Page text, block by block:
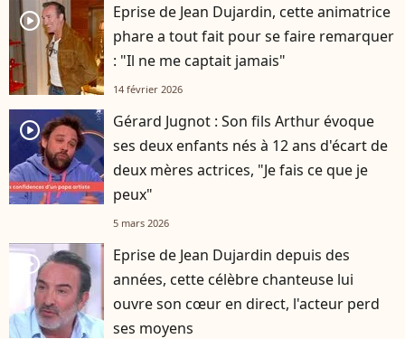
player2
Eprise de Jean Dujardin, cette animatrice
phare a tout fait pour se faire remarquer
: "Il ne me captait jamais"
14 février 2026
player2
Gérard Jugnot : Son fils Arthur évoque
ses deux enfants nés à 12 ans d'écart de
deux mères actrices, "Je fais ce que je
peux"
5 mars 2026
player2
Eprise de Jean Dujardin depuis des
années, cette célèbre chanteuse lui
ouvre son cœur en direct, l'acteur perd
ses moyens